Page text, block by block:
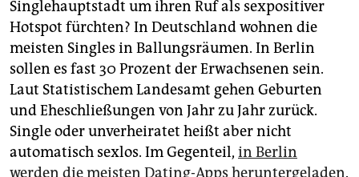
Singlehauptstadt um ihren Ruf als sexpositiver
Hotspot fürchten? In Deutschland wohnen die
meisten Singles in Ballungsräumen. In Berlin
sollen es fast 30 Prozent der Erwachsenen sein.
Laut Statistischem Landesamt gehen Geburten
und Eheschließungen von Jahr zu Jahr zurück.
Single oder unverheiratet heißt aber nicht
automatisch sexlos. Im Gegenteil, in Berlin
werden die meisten Dating-Apps heruntergeladen.